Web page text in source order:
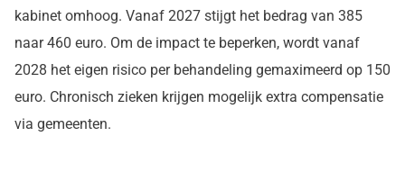
kabinet omhoog. Vanaf 2027 stijgt het bedrag van 385
naar 460 euro. Om de impact te beperken, wordt vanaf
2028 het eigen risico per behandeling gemaximeerd op 150
euro. Chronisch zieken krijgen mogelijk extra compensatie
via gemeenten.